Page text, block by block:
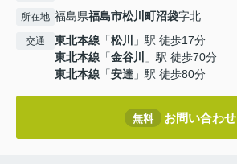
所在地 福島県福島市松川町沼袋字北
交通 東北本線 「松川
」駅 徒歩17分
東北本線 「金谷川
」駅 徒歩70分
東北本線 「安達 」駅 徒歩80分
無料 お問い合わせ